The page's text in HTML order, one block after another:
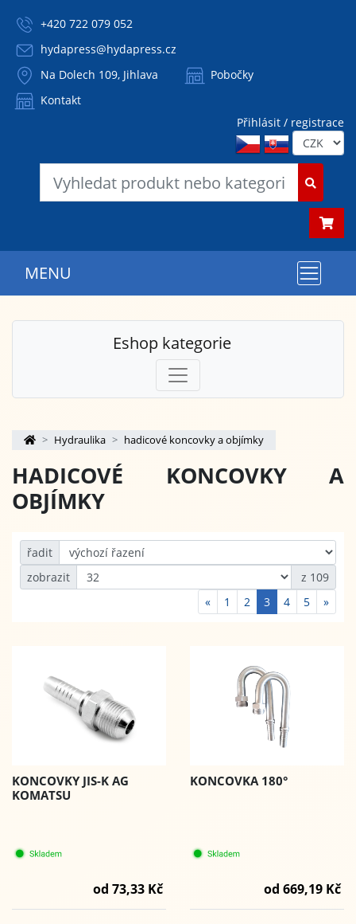
+420 722 079 052
hydapress@hydapress.cz
Na Dolech 109, Jihlava
Pobočky
Kontakt
Přihlásit / registrace
MENU
Eshop kategorie
Hydraulika hadicové koncovky a objímky
HADICOVÉ KONCOVKY A
OBJÍMKY
řadit
zobrazit
z 109
«
1 2 3 4 5 »
KONCOVKY JIS-K AG
KOMATSU
od 73,33 Kč
KONCOVKA 180°
od 669,19 Kč